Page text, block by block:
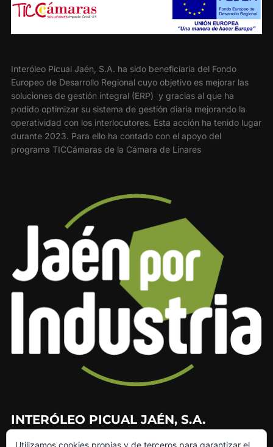
Interóleo Picual Jaén, S.A. ha sido beneficiaria del Fondo
Europeo de Desarrollo Regional cuyo objetivo es mejorar las
soluciones de gestión integral (ERP) y gracias al que ha
podido optimizar su sistema de gestión diaria mejorando la
operatividad con los interlocutores. Esta acción ha tenido lugar
durante 2023. Para ello ha contado con el apoyo del
programa TICCámaras de la Cámara de Linares
INTERÓLEO PICUAL JAÉN, S.A.
Utilizamos cookies propias y de terceros para garantizar el